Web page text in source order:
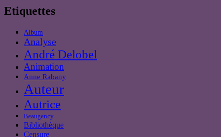
Etiquettes
Album
Analyse
André Delobel
Animation
Anne Rabany
Auteur
Autrice
Beaugency
Bibliothèque
Censure